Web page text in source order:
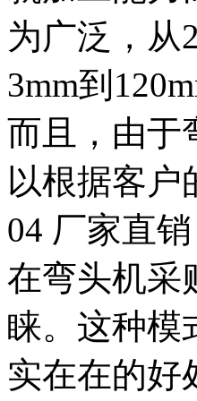
为广泛，从
3mm到
而且，由于
以根据客户
04 厂家直
在弯头机采
睐。这种模
实在在的好